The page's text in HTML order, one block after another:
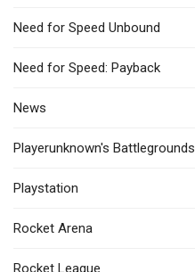
Need for Speed Unbound
Need for Speed: Payback
News
Playerunknown's Battlegrounds
Playstation
Rocket Arena
Rocket League